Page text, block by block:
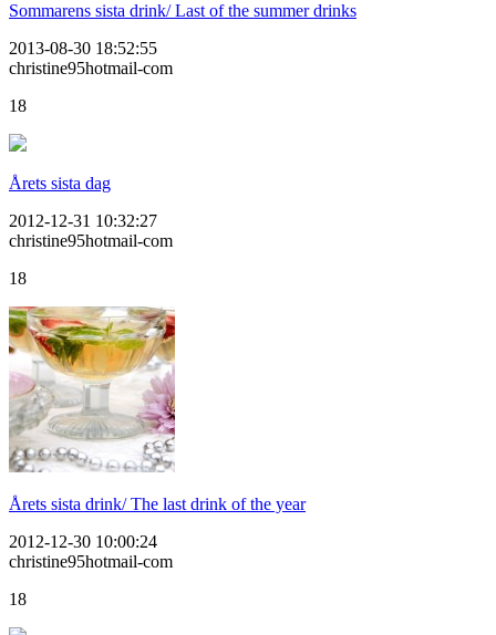
Sommarens sista drink/ Last of the summer drinks
2013-08-30 18:52:55
christine95hotmail-com
18
Årets sista dag
2012-12-31 10:32:27
christine95hotmail-com
18
Årets sista drink/ The last drink of the year
2012-12-30 10:00:24
christine95hotmail-com
18